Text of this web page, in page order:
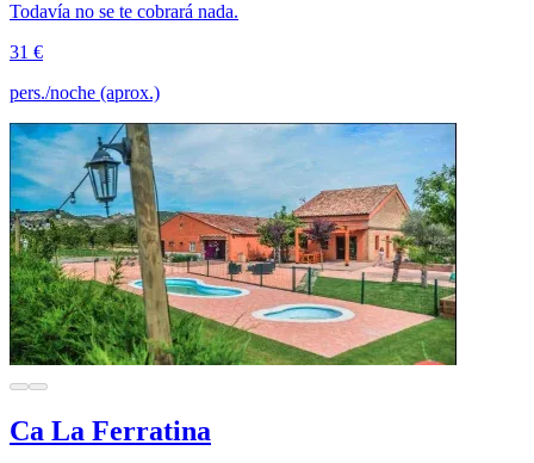
Todavía no se te cobrará nada.
31 €
pers./noche (aprox.)
Ca La Ferratina